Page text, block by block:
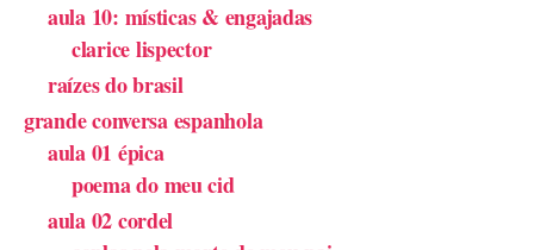
aula 10: místicas & engajadas
clarice lispector
raízes do brasil
grande conversa espanhola
aula 01 épica
poema do meu cid
aula 02 cordel